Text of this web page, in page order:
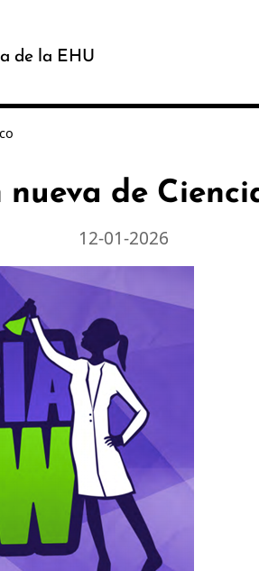
de la EHU
de
12-01-2026